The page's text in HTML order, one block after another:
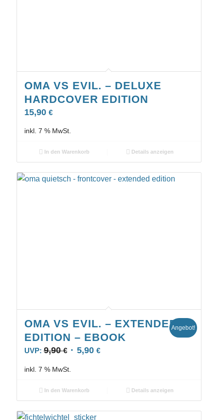
OMA VS EVIL. – DELUXE
HARDCOVER EDITION
15,90 €
inkl. 7 % MwSt.
In den Warenkorb Details anzeigen
OMA VS EVIL. – EXTENDED
EDITION – EBOOK
UVP: 9,90€ 5,90 €
Angebot!
inkl. 7 % MwSt.
In den Warenkorb Details anzeigen